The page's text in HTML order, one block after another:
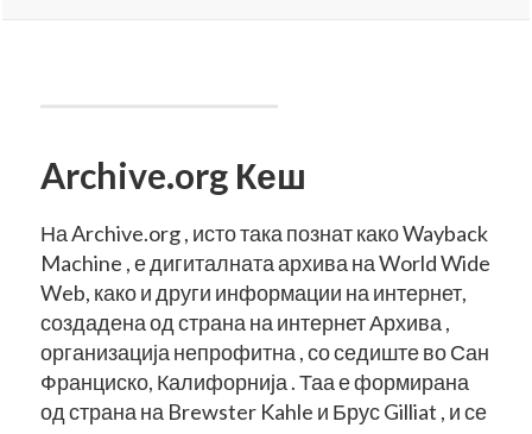
Archive.org Кеш
На Archive.org , исто така познат како Wayback
Machine , е дигиталната архива на World Wide
Web, како и други информации на интернет,
создадена од страна на интернет Архива ,
организација непрофитна , со седиште во Сан
Франциско, Калифорнија . Таа е формирана
од страна на Brewster Kahle и Брус Gilliat , и се